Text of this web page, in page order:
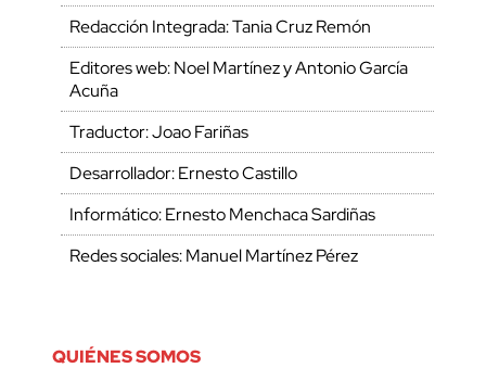
Redacción Integrada: Tania Cruz Remón
Editores web: Noel Martínez y Antonio García
Acuña
Traductor: Joao Fariñas
Desarrollador: Ernesto Castillo
Informático: Ernesto Menchaca Sardiñas
Redes sociales: Manuel Martínez Pérez
QUIÉNES SOMOS